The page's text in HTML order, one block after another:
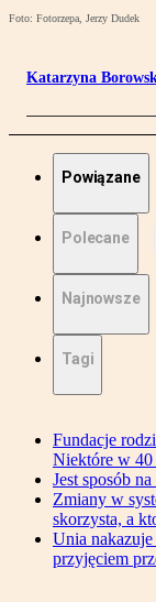
Foto: Fotorzepa, Jerzy Dudek
Katarzyna
Powiązane
Polecane
Najnowsze
Tagi
Fundacje
Niektóre w 40
Jest sposób
Zmiany w
skorzysta, a
Unia
przyjęciem